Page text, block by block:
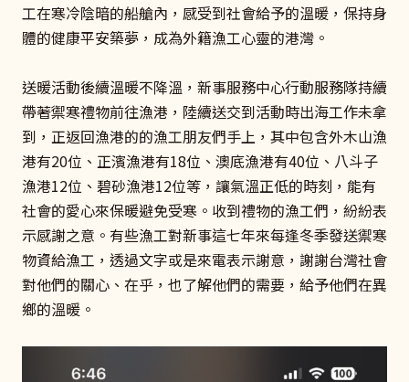
工在寒冷陰暗的船艙內，感受到社會給予的溫暖，保持身
體的健康平安築夢，成為外籍漁工心靈的港灣。
送暖活動後續溫暖不降溫，新事服務中心行動服務隊持續
帶著禦寒禮物前往漁港，陸續送交到活動時出海工作未拿
到，正返回漁港的的漁工朋友們手上，其中包含外木山漁
港有20位、正濱漁港有18位、澳底漁港有40位、八斗子
漁港12位、碧砂漁港12位等，讓氣溫正低的時刻，能有
社會的愛心來保暖避免受寒。收到禮物的漁工們，紛紛表
示感謝之意。有些漁工對新事這七年來每逢冬季發送禦寒
物資給漁工，透過文字或是來電表示謝意，謝謝台灣社會
對他們的關心、在乎，也了解他們的需要，給予他們在異
鄉的溫暖。